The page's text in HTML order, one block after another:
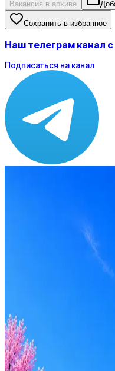
Вакансия в архиве
Сохранить в избранное
Наш телеграм канал
Подписаться на канал
Оффер